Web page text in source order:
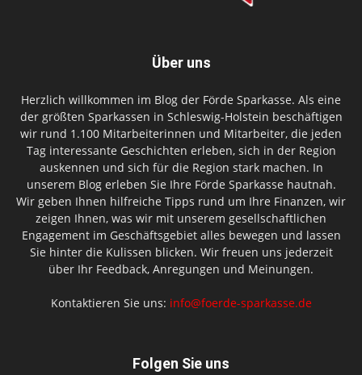
Über uns
Herzlich willkommen im Blog der Förde Sparkasse. Als eine
der größten Sparkassen in Schleswig-Holstein beschäftigen
wir rund 1.100 Mitarbeiterinnen und Mitarbeiter, die jeden
Tag interessante Geschichten erleben, sich in der Region
auskennen und sich für die Region stark machen. In
unserem Blog erleben Sie Ihre Förde Sparkasse hautnah.
Wir geben Ihnen hilfreiche Tipps rund um Ihre Finanzen, wir
zeigen Ihnen, was wir mit unserem gesellschaftlichen
Engagement im Geschäftsgebiet alles bewegen und lassen
Sie hinter die Kulissen blicken. Wir freuen uns jederzeit
über Ihr Feedback, Anregungen und Meinungen.
Kontaktieren Sie uns: info@foerde-sparkasse.de
Folgen Sie uns